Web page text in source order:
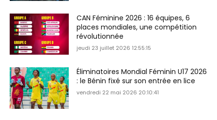
CAN Féminine 2026 : 16 équipes, 6
places mondiales, une compétition
révolutionnée
jeudi 23 juillet 2026 12:55:15
Éliminatoires Mondial Féminin U17 2026
: le Bénin fixé sur son entrée en lice
vendredi 22 mai 2026 20:10:41